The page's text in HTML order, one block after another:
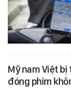
Mỹ nam Việt
đóng phim